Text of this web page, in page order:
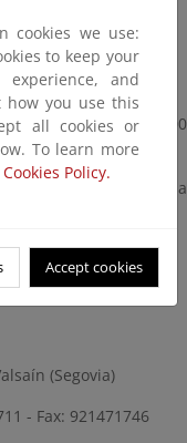
gratuita)
a 14:00 h. y de 16:00
a domingo, previa
(Segovia)
- Fax: 921471746
cookies we use:
to keep your
experience, and
how you use this
all cookies or
To learn more
Cookies Policy.
Accept cookies